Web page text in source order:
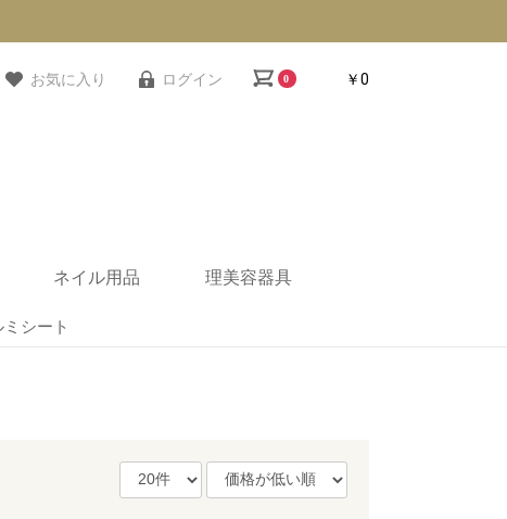
お気に入り ログイン 0 ￥0
ー器
ス
ンプ
ー
ネイル用品
ネイルテーブル・デス
ネイル備品
ネイルスツール・ネイ
ネイルワゴン
ネイルユニフォーム
ネイルテーブル用シー
衛生機器
ネイル小物
理美容器具
シート